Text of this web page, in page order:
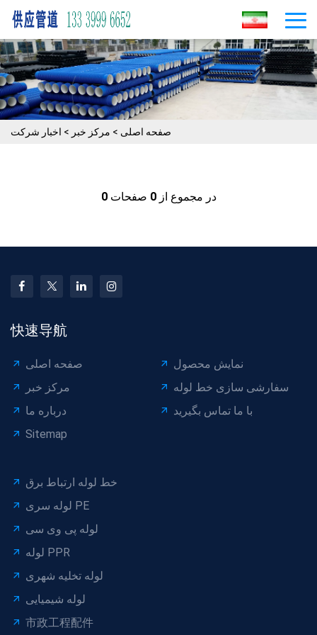
صفحه اصلی > مرکز خبر > اخبار شرکت
در مجموع از0 صفحات0
快速导航
صفحه اصلی
نمایش محصول
مرکز خبر
سفارشی سازی خط لوله
درباره ما
با ما تماس بگیرید
Sitemap
خط لوله ارتباط برق
لوله سری PE
لوله پی وی سی
لوله PPR
لوله تخلیه شهری
لوله شیمیایی
市政工程配件